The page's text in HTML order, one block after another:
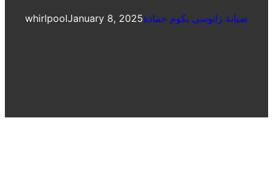
whirlpoolJanuary 8, 2025صيانة زانوسى بكوم حمادة